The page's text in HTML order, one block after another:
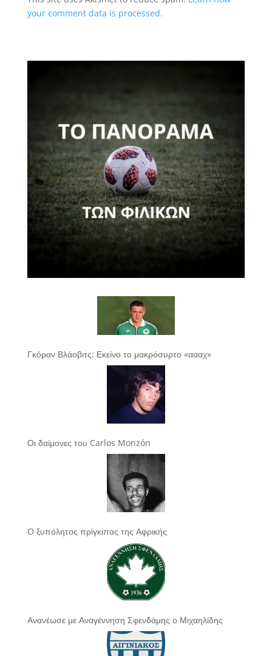
your comment data is processed.
Γκόραν Βλάοβιτς: Εκείνο το μακρόσυρτο «αααχ»
Οι δαίμονες του Carlos Monzón
Ο ξυπόλητος πρίγκιπας της Αφρικής
Ανανέωσε με Αναγέννηση Σφενδάμης ο Μιχαηλίδης